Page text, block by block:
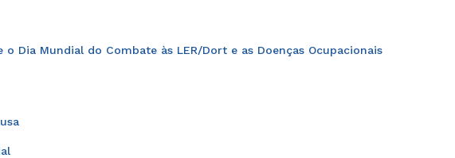
o Dia Mundial do Combate às LER/Dort e as Doenças Ocupacionais